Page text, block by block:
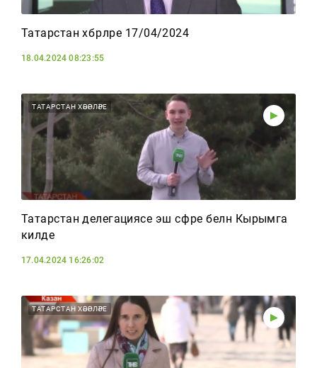
Татарстан хәбәрләре 17/04/2024
18.04.2024 08:23:55
ТАТАРСТАН ХӘБӘРЛӘРЕ
Татарстан делегациясе эш сәфәре белән Кырымга
килде
17.04.2024 16:26:02
ТАТАРСТАН ХӘБӘРЛӘРЕ